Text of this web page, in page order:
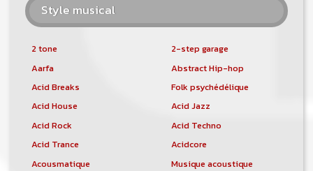
Style musical
2 tone
2-step garage
Aarfa
Abstract Hip-hop
Acid Breaks
Folk psychédélique
Acid House
Acid Jazz
Acid Rock
Acid Techno
Acid Trance
Acidcore
Acousmatique
Musique acoustique